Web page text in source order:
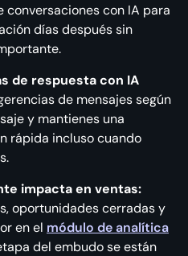
conversaciones con IA para
días después sin
de respuesta con IA
de mensajes según
y mantienes una
rápida incluso cuando
impacta en ventas:
oportunidades cerradas y
en el módulo de analítica
del embudo se están